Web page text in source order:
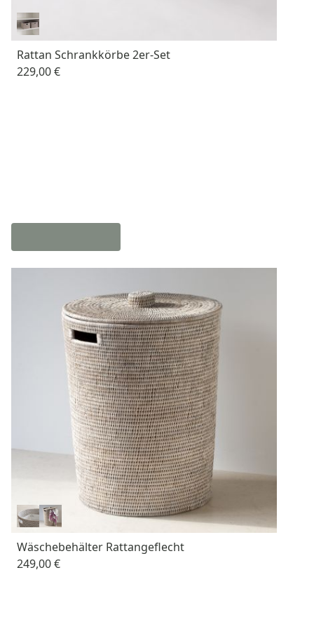
Rattan Schrankkörbe 2er-Set
229,00 €
Wäschebehälter Rattangeflecht
249,00 €